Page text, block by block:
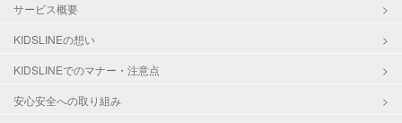
サービス概要
KIDSLINEの想い
KIDSLINEでのマナー・注意点
安心安全への取り組み